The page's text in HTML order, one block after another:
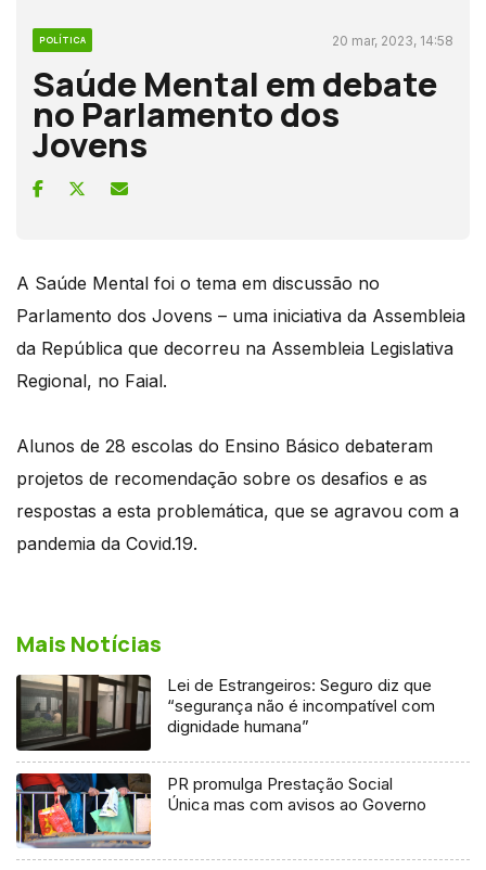
POLÍTICA 20 mar, 2023, 14:58
Saúde Mental em debate
no Parlamento dos
Jovens
A Saúde Mental foi o tema em discussão no
Parlamento dos Jovens – uma iniciativa da Assembleia
da República que decorreu na Assembleia Legislativa
Regional, no Faial.
Alunos de 28 escolas do Ensino Básico debateram
projetos de recomendação sobre os desafios e as
respostas a esta problemática, que se agravou com a
pandemia da Covid.19.
Mais Notícias
Lei de Estrangeiros: Seguro diz que
“segurança não é incompatível com
dignidade humana”
PR promulga Prestação Social
Única mas com avisos ao Governo